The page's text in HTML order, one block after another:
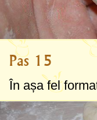
Pas 15
În așa fel